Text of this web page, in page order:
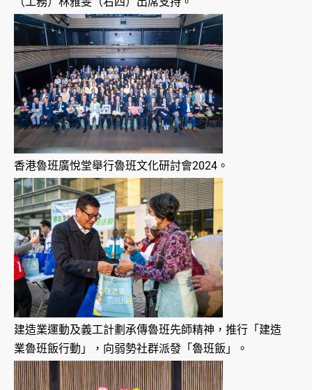
香港魯班廣悅堂舉行魯班文化研討會2024。
建造業運動及義工計劃承傳魯班先師精神，推行「建造
業魯班飯行動」，向弱勢社群派發「魯班飯」。